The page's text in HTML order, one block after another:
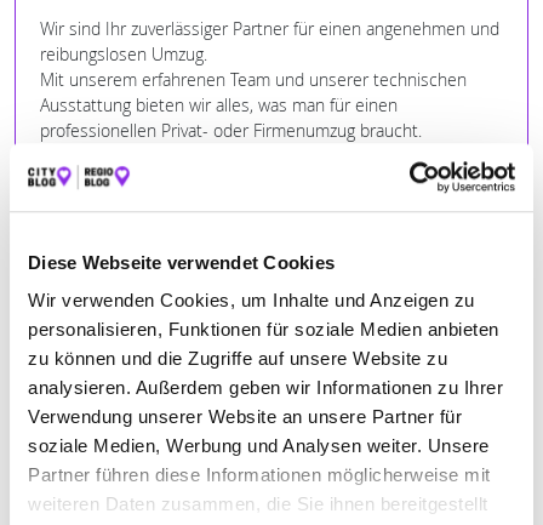
Diese Webseite verwendet Cookies
Wir verwenden Cookies, um Inhalte und Anzeigen zu
personalisieren, Funktionen für soziale Medien anbieten
zu können und die Zugriffe auf unsere Website zu
analysieren. Außerdem geben wir Informationen zu Ihrer
Verwendung unserer Website an unsere Partner für
soziale Medien, Werbung und Analysen weiter. Unsere
Partner führen diese Informationen möglicherweise mit
weiteren Daten zusammen, die Sie ihnen bereitgestellt
Wir sind Ihr zuverlässiger Partner für einen angenehmen und
reibungslosen Umzug.
Mit unserem erfahrenen Team und unserer technischen
Ausstattung bieten wir alles, was man für einen
professionellen Privat- oder Firmenumzug braucht.
Wir stehen Ihnen mit Rat und Tat zur Seite.
BILDER